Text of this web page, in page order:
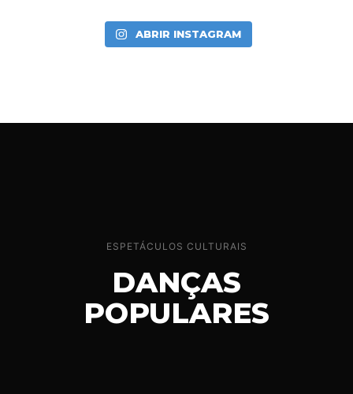
ABRIR INSTAGRAM
ESPETÁCULOS CULTURAIS
DANÇAS
POPULARES